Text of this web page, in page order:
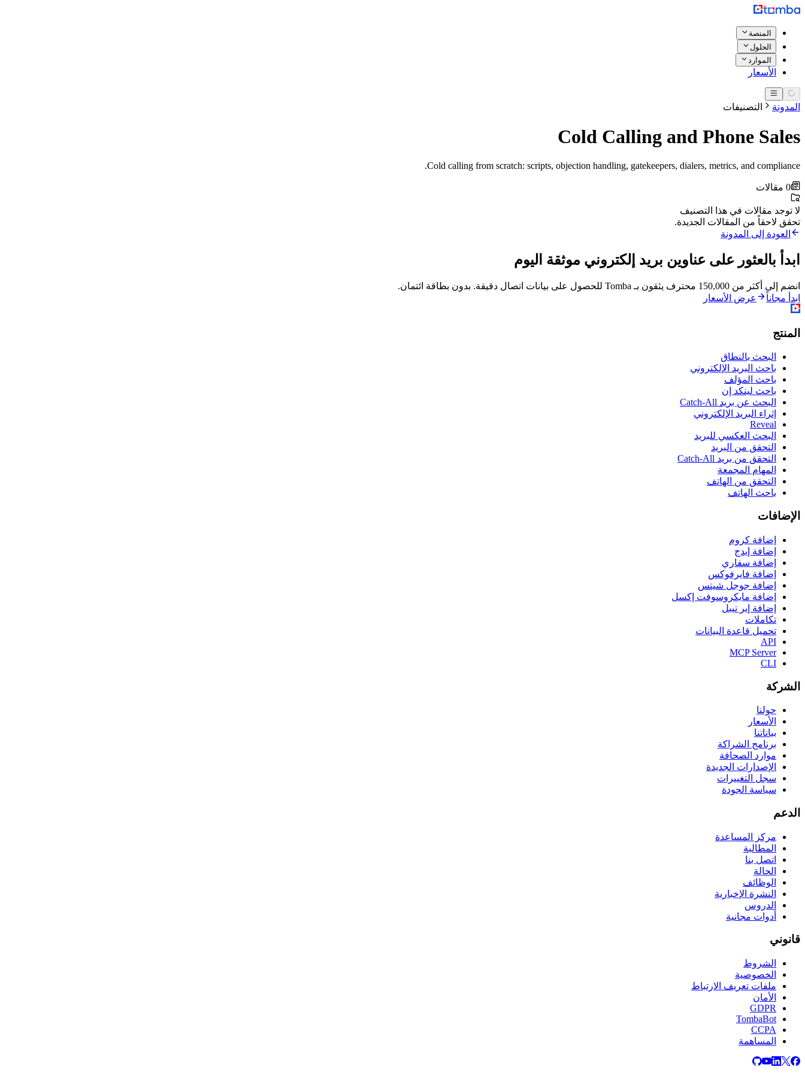
المنصة
الحلول
الموارد
الأسعار
المدونة التصنيفات
Cold Calling and Phone Sales
Cold calling from scratch: scripts, objection handling, gatekeepers, dialers, metrics, and compliance.
0 مقالات
لا توجد مقالات في هذا التصنيف
تحقق لاحقاً من المقالات الجديدة.
العودة إلى المدونة
ابدأ بالعثور على عناوين بريد إلكتروني موثقة اليوم
انضم إلى أكثر من 150,000 محترف يثقون بـ Tomba للحصول على بيانات اتصال دقيقة. بدون بطاقة ائتمان.
ابدأ مجاناً
عرض الأسعار
المنتج
البحث بالنطاق
باحث البريد الإلكتروني
باحث المؤلف
باحث لينكد إن
البحث عن بريد Catch-All
إثراء البريد الإلكتروني
Reveal
البحث العكسي للبريد
التحقق من البريد
التحقق من بريد Catch-All
المهام المجمعة
التحقق من الهاتف
باحث الهاتف
الإضافات
إضافة كروم
إضافة إيدج
إضافة سفاري
إضافة فايرفوكس
إضافة جوجل شيتس
إضافة مايكروسوفت إكسل
إضافة إير تيبل
تكاملات
تحميل قاعدة البيانات
API
MCP Server
CLI
الشركة
حولنا
الأسعار
بياناتنا
برنامج الشراكة
موارد الصحافة
الإصدارات الجديدة
سجل التغييرات
سياسة الجودة
الدعم
مركز المساعدة
المطالبة
اتصل بنا
الحالة
الوظائف
النشرة الإخبارية
الدروس
أدوات مجانية
قانوني
الشروط
الخصوصية
ملفات تعريف الارتباط
الأمان
GDPR
TombaBot
CCPA
المساهمة